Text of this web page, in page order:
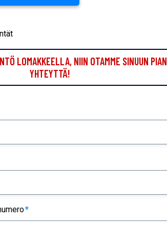
LOMAKKEELLA, NIIN OTAMME SINUUN PIAN
YHTEYTTÄ!
*